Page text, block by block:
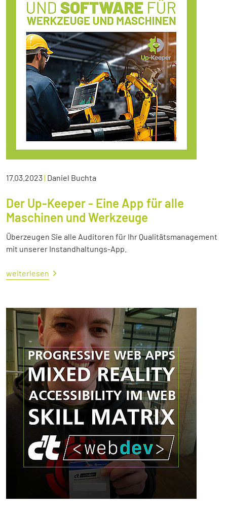
17.03.2023| Daniel Buchta
Der Up-Keeper - Eine App für alle
Maschinen und Werkzeuge
Überzeugen Sie alle Auditoren für Ihr Qualitätsmanagement
mit unserer Instandhaltungs-App.
weiterlesen